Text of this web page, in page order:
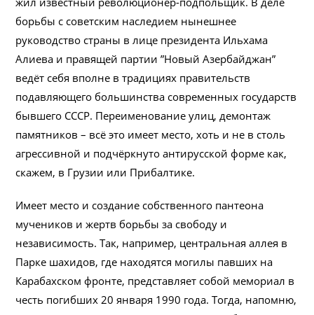
борьбы с советским наследием нынешнее
руководство страны в лице президента Ильхама
Алиева и правящей партии ”Новый Азербайджан”
ведёт себя вполне в традициях правительств
подавляющего большинства современных государств
бывшего СССР. Переименование улиц, демонтаж
памятников – всё это имеет место, хоть и не в столь
агрессивной и подчёркнуто антирусской форме как,
скажем, в Грузии или Прибалтике.
Имеет место и создание собственного пантеона
мучеников и жертв борьбы за свободу и
независимость. Так, например, центральная аллея в
Парке шахидов, где находятся могилы павших на
Карабахском фронте, представляет собой мемориал в
честь погибших 20 января 1990 года. Тогда, напомню,